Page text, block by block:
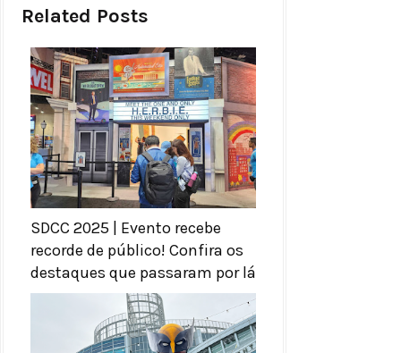
Related Posts
SDCC 2025 | Evento recebe
recorde de público! Confira os
destaques que passaram por lá